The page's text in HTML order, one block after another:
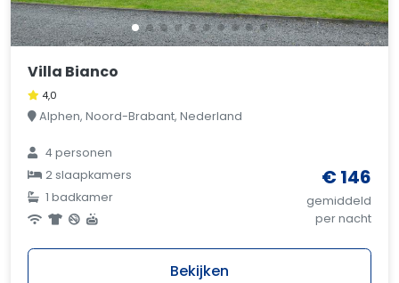
Villa Bianco
4,0
Alphen, Noord-Brabant, Nederland
4 personen
2 slaapkamers
1 badkamer
€ 146
gemiddeld
per nacht
Bekijken